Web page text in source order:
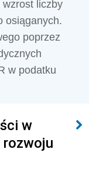
wzrost liczby
osiąganych.
poprzez
w podatku
w
rozwoju